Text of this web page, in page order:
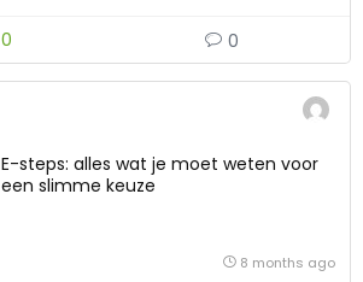
0 0
E-steps: alles wat je moet weten voor
een slimme keuze
8 months ago